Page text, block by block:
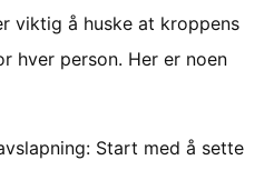
viktig å huske at kroppens
hver person. Her er noen
Start med å sette